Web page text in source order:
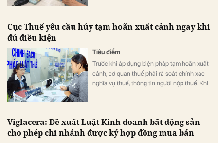
Cục Thuế yêu cầu hủy tạm hoãn xuất cảnh ngay khi
đủ điều kiện
Tiêu điểm
Trước khi áp dụng biện pháp tạm hoãn xuất
cảnh, cơ quan thuế phải rà soát chính xác
nghĩa vụ thuế, thông tin người nộp thuế. Khi
Viglacera: Đề xuất Luật Kinh doanh bất động sản
cho phép chi nhánh được ký hợp đồng mua bán